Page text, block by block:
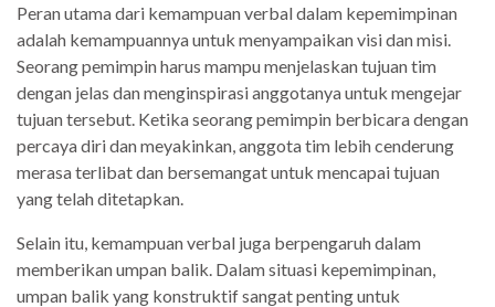
Peran utama dari kemampuan verbal dalam kepemimpinan
adalah kemampuannya untuk menyampaikan visi dan misi.
Seorang pemimpin harus mampu menjelaskan tujuan tim
dengan jelas dan menginspirasi anggotanya untuk mengejar
tujuan tersebut. Ketika seorang pemimpin berbicara dengan
percaya diri dan meyakinkan, anggota tim lebih cenderung
merasa terlibat dan bersemangat untuk mencapai tujuan
yang telah ditetapkan.
Selain itu, kemampuan verbal juga berpengaruh dalam
memberikan umpan balik. Dalam situasi kepemimpinan,
umpan balik yang konstruktif sangat penting untuk